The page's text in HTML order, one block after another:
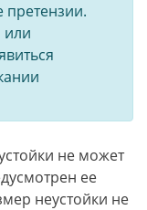
или
не может
ее
неустойки не